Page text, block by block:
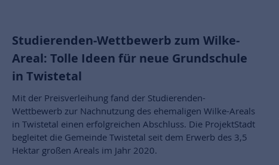
Studierenden-Wettbewerb zum Wilke-
Areal: Tolle Ideen für neue Grundschule
in Twistetal
Mit der Preisverleihung fand der Studierenden-
Wettbewerb zur Nachnutzung des ehemaligen Wilke-Areals
in Twistetal einen erfolgreichen Abschluss. Die ProjektStadt
begleitet die Gemeinde Twistetal seit dem Erwerb des 3,5
Hektar großen Areals im Jahr 2020.